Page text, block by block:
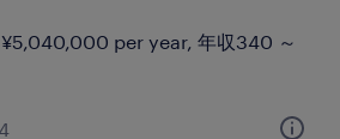
per year, 年収340 ～